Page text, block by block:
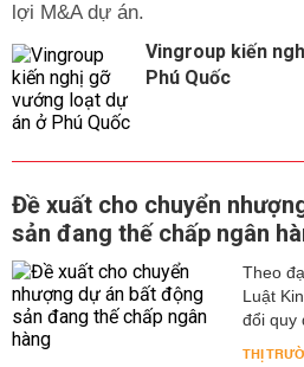
lợi M&A dự án.
Vingroup kiến
Phú Quốc
Đề xuất cho chuyển
sản đang thế chấp ngân
Theo
Luật
đổi quy
THỊ